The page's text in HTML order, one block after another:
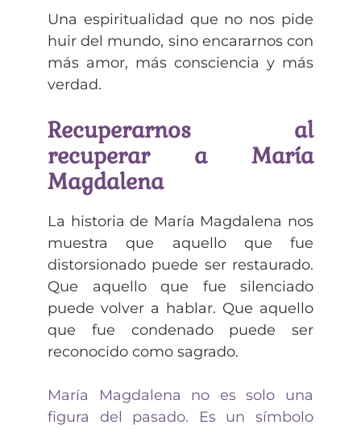
Una espiritualidad que no nos pide
huir del mundo, sino encararnos con
más amor, más consciencia y más
verdad.
Recuperarnos al
recuperar a María
Magdalena
La historia de María Magdalena nos
muestra que aquello que fue
distorsionado puede ser restaurado.
Que aquello que fue silenciado
puede volver a hablar. Que aquello
que fue condenado puede ser
reconocido como sagrado.
María Magdalena no es solo una
figura del pasado. Es un símbolo